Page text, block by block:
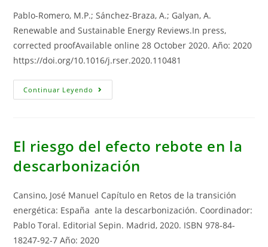
Pablo-Romero, M.P.; Sánchez-Braza, A.; Galyan, A.
Renewable and Sustainable Energy Reviews.In press,
corrected proofAvailable online 28 October 2020. Año: 2020
https://doi.org/10.1016/j.rser.2020.110481
Continuar Leyendo Renewable
Energy
In
Transition
Evolution,
Targets
Promotion
Policies
El riesgo del efecto rebote en la
descarbonización
Cansino, José Manuel Capítulo en Retos de la transición
energética: España ante la descarbonización. Coordinador:
Pablo Toral. Editorial Sepin. Madrid, 2020. ISBN 978-84-
18247-92-7 Año: 2020